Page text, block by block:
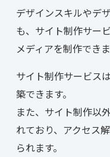
デザインスキルやデ
も、サイト制作サー
メディアを制作できま
サイト制作サービス
築できます。
また、サイト制作以
れており、アクセス
られます。